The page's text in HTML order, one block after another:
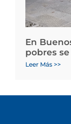
En
pobres
Leer Más >>